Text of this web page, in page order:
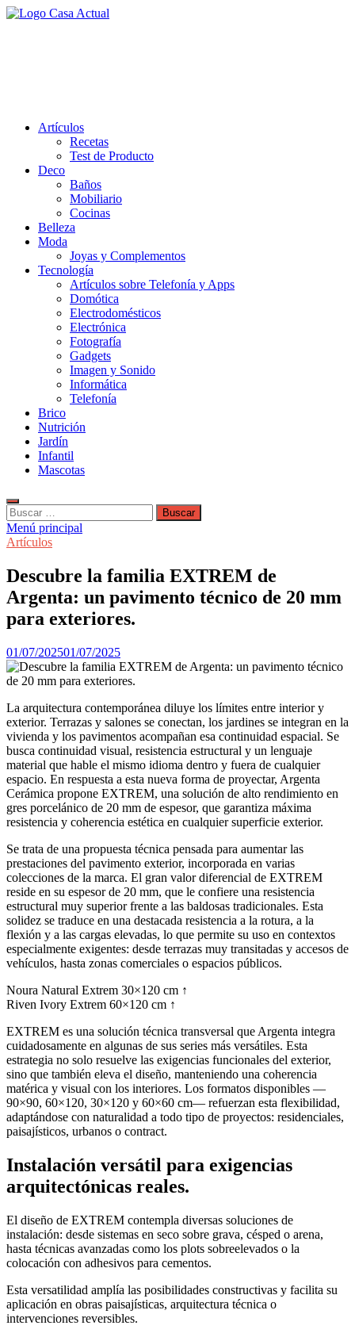
Saltar
Artículos
Recetas
Test de Producto
Deco
Baños
Mobiliario
Cocinas
Belleza
Moda
Joyas y Complementos
Tecnología
Artículos sobre Telefonía y Apps
Domótica
Electrodomésticos
Electrónica
Fotografía
Gadgets
Imagen y Sonido
Informática
Telefonía
Brico
Nutrición
Jardín
Infantil
Mascotas
Buscar:
Menú principal
Artículos
Descubre la familia EXTREM de
Argenta: un pavimento técnico de 20 mm
para exteriores.
01/07/202501/07/2025
La arquitectura contemporánea diluye los límites entre interior y
exterior. Terrazas y salones se conectan, los jardines se integran en la
vivienda y los pavimentos acompañan esa continuidad espacial. Se
busca continuidad visual, resistencia estructural y un lenguaje
material que hable el mismo idioma dentro y fuera de cualquier
espacio. En respuesta a esta nueva forma de proyectar, Argenta
Cerámica propone EXTREM, una solución de alto rendimiento en
gres porcelánico de 20 mm de espesor, que garantiza máxima
resistencia y coherencia estética en cualquier superficie exterior.
Se trata de una propuesta técnica pensada para aumentar las
prestaciones del pavimento exterior, incorporada en varias
colecciones de la marca. El gran valor diferencial de EXTREM
reside en su espesor de 20 mm, que le confiere una resistencia
estructural muy superior frente a las baldosas tradicionales. Esta
solidez se traduce en una destacada resistencia a la rotura, a la
flexión y a las cargas elevadas, lo que permite su uso en contextos
especialmente exigentes: desde terrazas muy transitadas y accesos de
vehículos, hasta zonas comerciales o espacios públicos.
Noura Natural Extrem 30×120 cm ↑
Riven Ivory Extrem 60×120 cm ↑
EXTREM es una solución técnica transversal que Argenta integra
cuidadosamente en algunas de sus series más versátiles. Esta
estrategia no solo resuelve las exigencias funcionales del exterior,
sino que también eleva el diseño, manteniendo una coherencia
matérica y visual con los interiores. Los formatos disponibles —
90×90, 60×120, 30×120 y 60×60 cm— refuerzan esta flexibilidad,
adaptándose con naturalidad a todo tipo de proyectos: residenciales,
paisajísticos, urbanos o contract.
Instalación versátil para exigencias
arquitectónicas reales.
El diseño de EXTREM contempla diversas soluciones de
instalación: desde sistemas en seco sobre grava, césped o arena,
hasta técnicas avanzadas como los plots sobreelevados o la
colocación con adhesivos para cementos.
Esta versatilidad amplía las posibilidades constructivas y facilita su
aplicación en obras paisajísticas, arquitectura técnica o
intervenciones reversibles.